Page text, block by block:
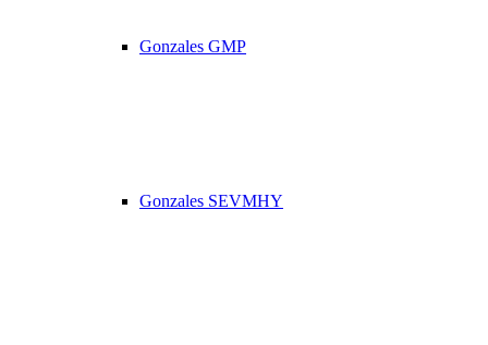
Gonzales GMP
Gonzales SEVMHY